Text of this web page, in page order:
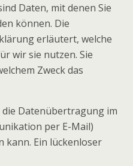
Daten, mit denen Sie
können. Die
erläutert, welche
wir sie nutzen. Sie
Zweck das
Datenübertragung im
per E-Mail)
kann. Ein lückenloser